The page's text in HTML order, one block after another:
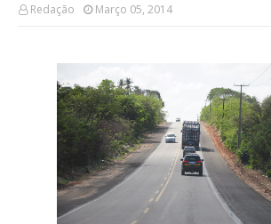
Redação Março 05, 2014